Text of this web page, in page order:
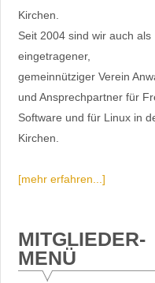
Kirchen.
Seit 2004 sind wir auch als
eingetragener,
gemeinnütziger Verein
und Ansprechpartner für
Software und für Linux in
Kirchen.
[mehr erfahren...]
MITGLIEDER-
MENÜ